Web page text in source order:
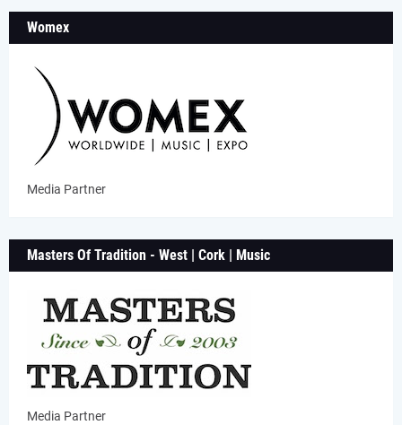
Womex
Media Partner
Masters Of Tradition - West | Cork | Music
Media Partner